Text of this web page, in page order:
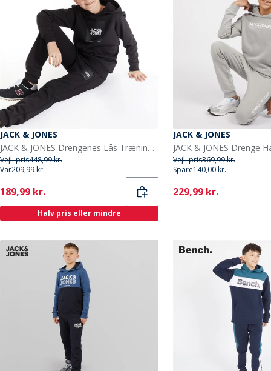
JACK & JONES
JACK & JONES Drengenes Lås Træningsdragt Sort
Vejl. pris448,99 kr.
Var209,99 kr.
Current
189,99 kr.
Halv pris eller mindre
JACK & JONES
Vejl. pris369,99 kr.
Spare140,00 kr.
Current
229,99 kr.